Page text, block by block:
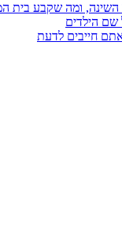
השינה, ומה שקבע בית
שם הילדים
חייבים לדעת